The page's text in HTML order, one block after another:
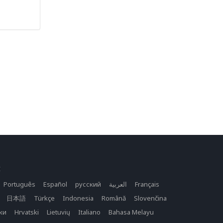
Português Español русский العربية
Français
日本語 Türkçe Indonesia Română
Slovenčina
Hrvatski Lietuvių Italiano
Bahasa Melayu